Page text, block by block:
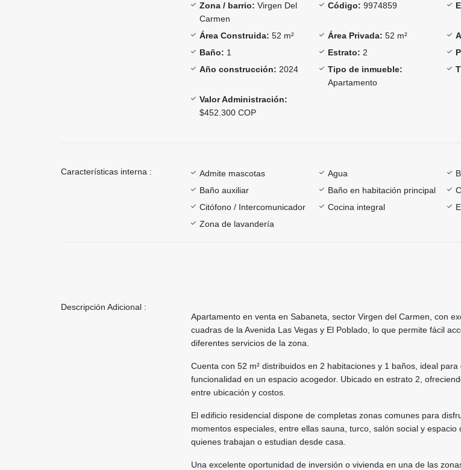
Zona / barrio: Virgen Del
Carmen
Código: 9974859
Área Construida: 52 m² Área Privada: 52 m²
Baño: 1 Estrato: 2
Año construcción: 2024
Tipo de inmueble:
Apartamento
Valor Administración:
$452.300 COP
Características interna : Admite mascotas Agua
Baño auxiliar
Baño en habitación principal
Citófono / Intercomunicador
Cocina integral
Zona de lavandería
Descripción Adicional :
Apartamento en venta en Sabaneta, sector Virgen del Carmen, con
cuadras de la Avenida Las Vegas y El Poblado, lo que permite fácil
diferentes servicios de la zona.
Cuenta con 52 m² distribuidos en 2 habitaciones y 1 baños, ideal
funcionalidad en un espacio acogedor. Ubicado en estrato 2,
entre ubicación y costos.
El edificio residencial dispone de completas zonas comunes para
momentos especiales, entre ellas sauna, turco, salón social y espacio
quienes trabajan o estudian desde casa.
Una excelente oportunidad de inversión o vivienda en una de las